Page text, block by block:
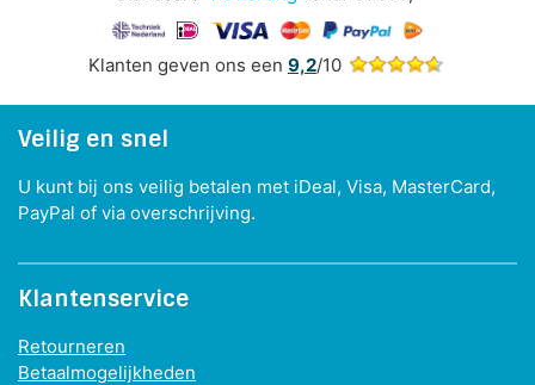
Klanten geven ons een 9,2/10
Veilig en snel
U kunt bij ons veilig betalen met iDeal, Visa, MasterCard,
PayPal of via overschrijving.
Klantenservice
Retourneren
Betaalmogelijkheden